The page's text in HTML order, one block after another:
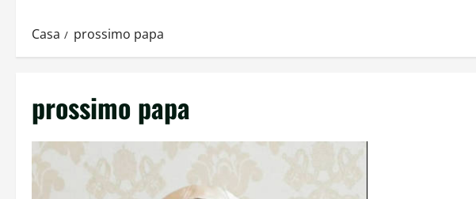
Casa prossimo papa
prossimo papa